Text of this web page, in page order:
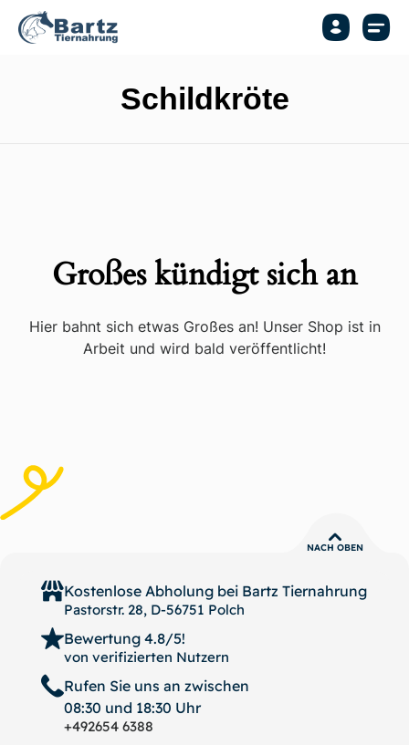
Schildkröte
Großes kündigt sich an
Hier bahnt sich etwas Großes an! Unser Shop ist in
Arbeit und wird bald veröffentlicht!
NACH OBEN
Kostenlose Abholung bei Bartz Tiernahrung
Pastorstr. 28, D-56751 Polch
Bewertung 4.8/5!
von verifizierten Nutzern
Rufen Sie uns an zwischen
08:30 und 18:30 Uhr
+492654 6388